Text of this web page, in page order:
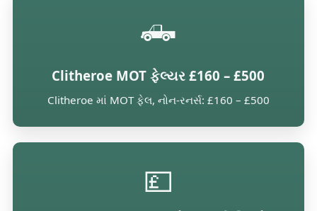
🛻
Clitheroe MOT ફેલ્યર £160 – £500
Clitheroe માં MOT ફેલ, નોન-રનર્સ: £160 – £500
💷